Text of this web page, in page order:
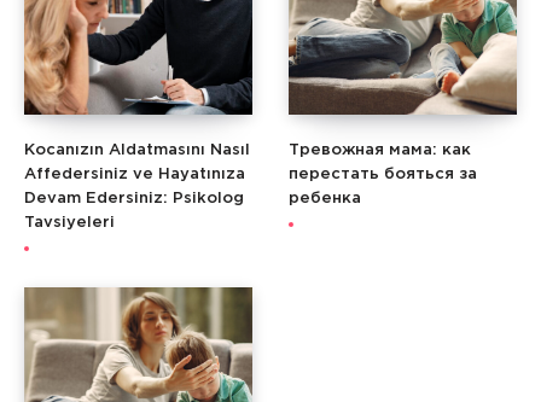
Kocanızın Aldatmasını Nasıl
Affedersiniz ve Hayatınıza
Devam Edersiniz: Psikolog
Tavsiyeleri
Тревожная мама: как
перестать бояться за
ребенка